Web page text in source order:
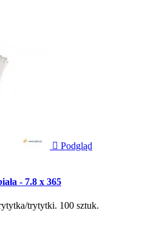
 Podgląd
- 7.8 x 365
trytytki. 100 sztuk.